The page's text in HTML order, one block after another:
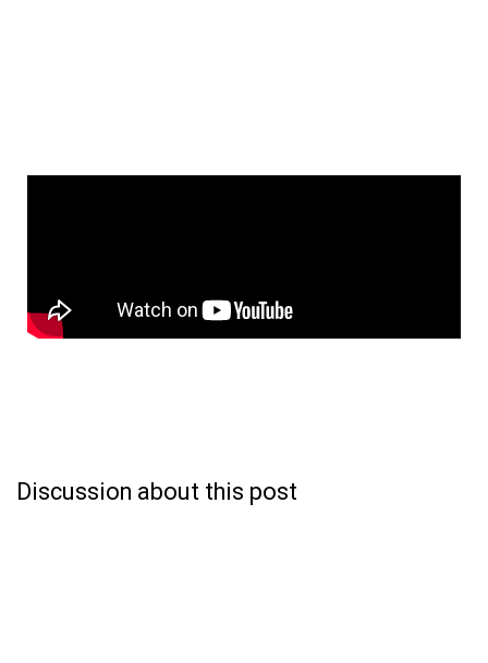
Discussion about this post